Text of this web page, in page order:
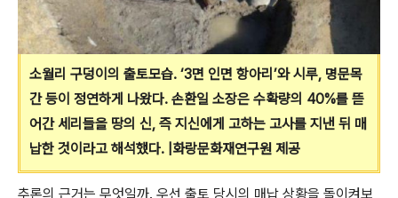
소월리 구덩이의 출토모습. ‘3면 인면 항아리’와 시루, 명문목
간 등이 정연하게 나왔다. 손환일 소장은 수확량의 40%를 뜯
어간 세리들을 땅의 신, 즉 지신에게 고하는 고사를 지낸 뒤 매
납한 것이라고 해석했다. |화랑문화재연구원 제공
추론의 근거는 무엇일까. 우선 출토 당시의 매납 상황을 돌이켜보